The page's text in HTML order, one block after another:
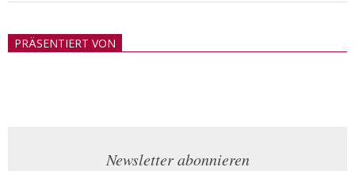
21PRÄSENTIERT VON
Newsletter abonnieren